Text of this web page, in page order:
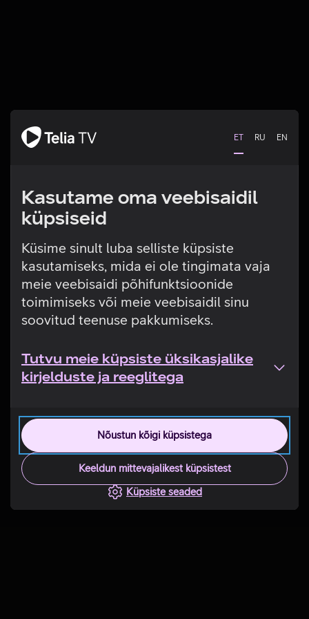
ET RU EN
Kasutame oma veebisaidil
küpsiseid
Küsime sinult luba selliste küpsiste
kasutamiseks, mida ei ole tingimata vaja
meie veebisaidi põhifunktsioonide
toimimiseks või meie veebisaidil sinu
soovitud teenuse pakkumiseks.
Tutvu meie küpsiste üksikasjalike
kirjelduste ja reeglitega
Nõustun kõigi küpsistega
Keeldun mittevajalikest küpsistest
Küpsiste seaded
Tehniline viga